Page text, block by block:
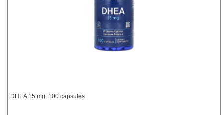
DHEA 15 mg, 100 capsules